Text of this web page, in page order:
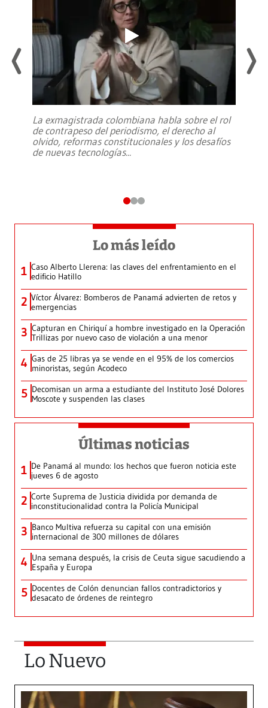
La exmagistrada colombiana habla sobre el rol
de contrapeso del periodismo, el derecho al
olvido, reformas constitucionales y los desafíos
de nuevas tecnologías...
Lo más leído
1 Caso Alberto Llerena: las claves del enfrentamiento en el
edificio Hatillo
2 Víctor Álvarez: Bomberos de Panamá advierten de retos y
emergencias
3 Capturan en Chiriquí a hombre investigado en la Operación
Trillizas por nuevo caso de violación a una menor
4 Gas de 25 libras ya se vende en el 95% de los comercios
minoristas, según Acodeco
5 Decomisan un arma a estudiante del Instituto José Dolores
Moscote y suspenden las clases
Últimas noticias
1 De Panamá al mundo: los hechos que fueron noticia este
jueves 6 de agosto
2 Corte Suprema de Justicia dividida por demanda de
inconstitucionalidad contra la Policía Municipal
3 Banco Multiva refuerza su capital con una emisión
internacional de 300 millones de dólares
4 Una semana después, la crisis de Ceuta sigue sacudiendo a
España y Europa
5 Docentes de Colón denuncian fallos contradictorios y
desacato de órdenes de reintegro
Lo Nuevo